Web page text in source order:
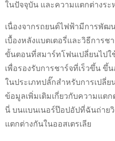
ในปัจจุบัน และความแตกต่างระ
เนื่องจากรถยนต์ไฟฟ้ามีการพัฒ
เบื้องหลังแบตเตอรี่และวิธีการช
ขั้นตอนที่สมาร์ทโฟนเปลี่ยนไปใ
เพื่อรองรับการชาร์จที่เร็วขึ้น
ในประเภทปลั๊กสำหรับการเปลี่ย
ข้อมูลเพิ่มเติมเกี่ยวกับความแตก
นี่ บนแบนเนอร์ป๊อปอัปที่ฉันถ่าย
แตกต่างกันในออสเตรเลีย